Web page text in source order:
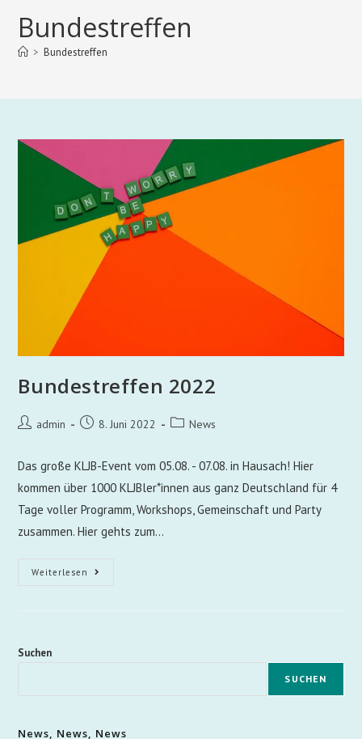
Bundestreffen
> Bundestreffen
Bundestreffen 2022
admin 8. Juni 2022 News
Das große KLJB-Event vom 05.08. - 07.08. in Hausach! Hier
kommen über 1000 KLJBler*innen aus ganz Deutschland für 4
Tage voller Programm, Workshops, Gemeinschaft und Party
zusammen. Hier gehts zum…
Weiterlesen
Suchen
SUCHEN
News, News, News